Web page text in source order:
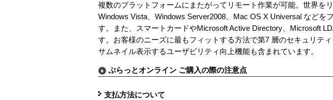
複数のプラットフォームにまたがってリモート作業が可能。世界を
Windows Vista、Windows Server2008、Mac OS X Universal など
す。また、スマートカードやMicrosoft Active Directory、Microsoft
す。お客様のニーズに最もフィットする方法で第7 層のセキュリテ
サムネイル表示するユーザビリティ向上機能も含まれています。
ぷらっとオンライン ご購入の際の注意点
支払方法について